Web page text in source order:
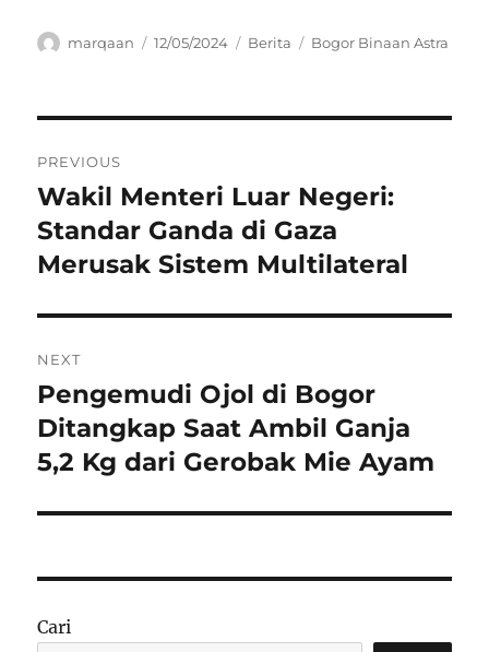
Author
marqaan
Posted
12/05/2024 Categories
Berita Tags
Bogor Binaan Astra
pos
PREVIOUS
Previous
post:
Wakil Menteri Luar Negeri:
Standar Ganda di Gaza
Merusak Sistem Multilateral
NEXT
Next
post:
Pengemudi Ojol di Bogor
Ditangkap Saat Ambil Ganja
5,2 Kg dari Gerobak Mie Ayam
Cari